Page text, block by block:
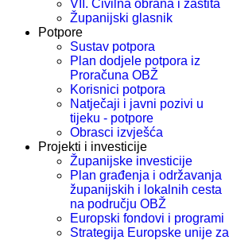
VII. Civilna obrana i zaštita
Županijski glasnik
Potpore
Sustav potpora
Plan dodjele potpora iz
Proračuna OBŽ
Korisnici potpora
Natječaji i javni pozivi u
tijeku - potpore
Obrasci izvješća
Projekti i investicije
Županijske investicije
Plan građenja i održavanja
županijskih i lokalnih cesta
na području OBŽ
Europski fondovi i programi
Strategija Europske unije za